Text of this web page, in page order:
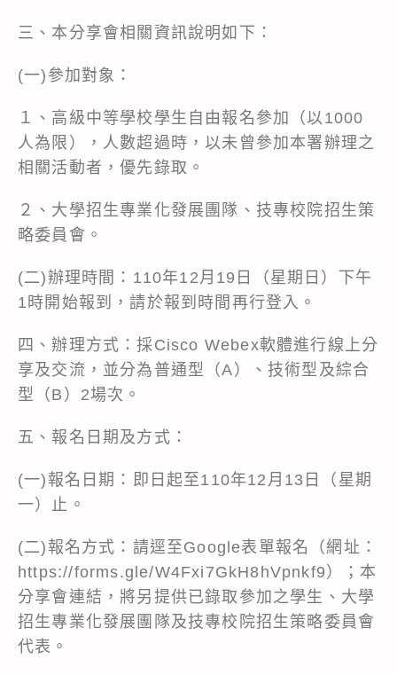
三、本分享會相關資訊說明如下：
(一)參加對象：
１、高級中等學校學生自由報名參加（以1000
人為限），人數超過時，以未曾參加本署辦理之
相關活動者，優先錄取。
２、大學招生專業化發展團隊、技專校院招生策
略委員會。
(二)辦理時間：110年12月19日（星期日）下午
1時開始報到，請於報到時間再行登入。
四、辦理方式：採Cisco Webex軟體進行線上分
享及交流，並分為普通型（A）、技術型及綜合
型（B）2場次。
五、報名日期及方式：
(一)報名日期：即日起至110年12月13日（星期
一）止。
(二)報名方式：請逕至Google表單報名（網址：
https://forms.gle/W4Fxi7GkH8hVpnkf9）；本
分享會連結，將另提供已錄取參加之學生、大學
招生專業化發展團隊及技專校院招生策略委員會
代表。